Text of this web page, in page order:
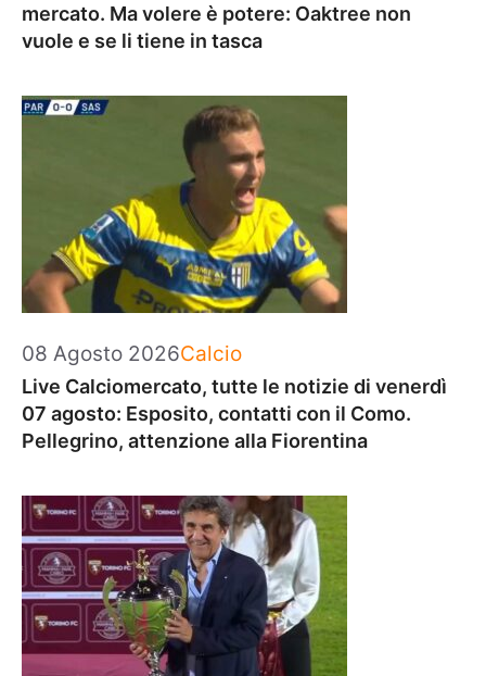
mercato. Ma volere è potere: Oaktree non
vuole e se li tiene in tasca
08 Agosto 2026Categorie
Calcio
Live Calciomercato, tutte le notizie di venerdì
07 agosto: Esposito, contatti con il Como.
Pellegrino, attenzione alla Fiorentina